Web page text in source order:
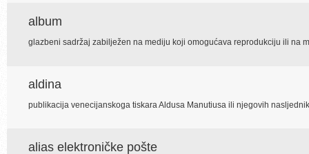
album
glazbeni sadržaj zabilježen na mediju koji omogućava reprodukciju ili na
aldina
publikacija venecijanskoga tiskara Aldusa Manutiusa ili njegovih
alias elektroničke pošte